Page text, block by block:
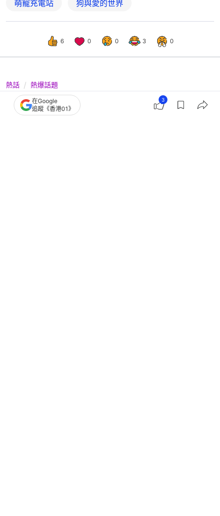
萌寵充電站 狗與愛的世界
6 0 0 3 0
熱話 熱爆話題
有片！金毛叼蜂巢「孝敬」主人 網
民：順蜂快遞到了，請肉體簽收
在Google
追蹤《香港01》
3